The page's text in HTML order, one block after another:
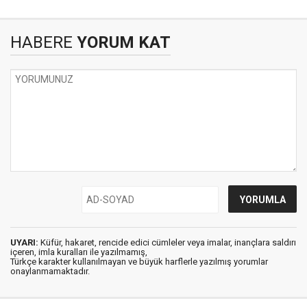
HABERE YORUM KAT
UYARI: Küfür, hakaret, rencide edici cümleler veya imalar, inançlara saldırı
içeren, imla kuralları ile yazılmamış,
Türkçe karakter kullanılmayan ve büyük harflerle yazılmış yorumlar
onaylanmamaktadır.